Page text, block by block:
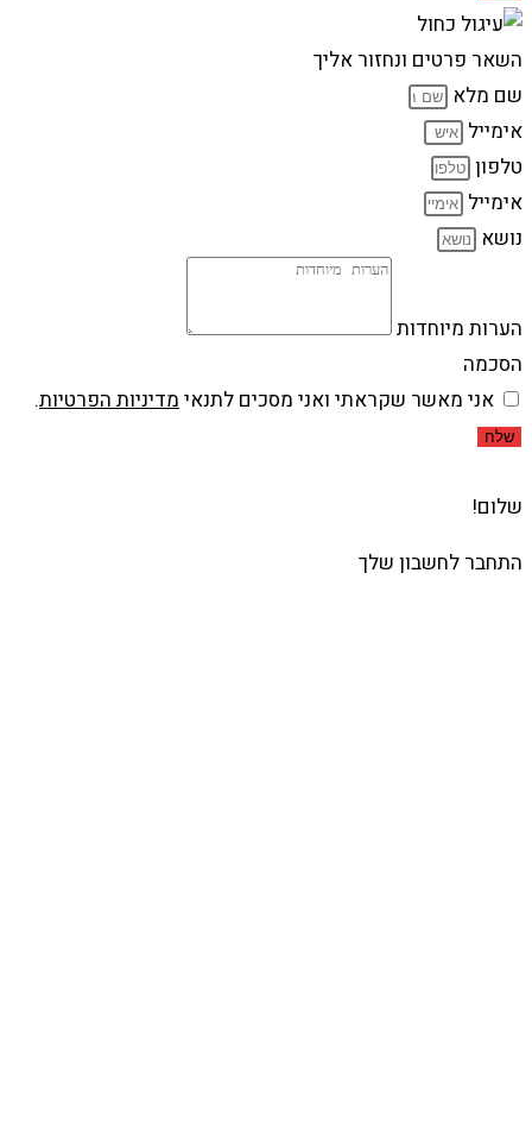
השאר פרטים ונחזור אליך
שם מלא
אימייל
טלפון
אימייל
נושא
הערות מיוחדות
הסכמה
אני מאשר שקראתי ואני מסכים לתנאי מדיניות הפרטיות.
שלח
שלום!
התחבר לחשבון שלך